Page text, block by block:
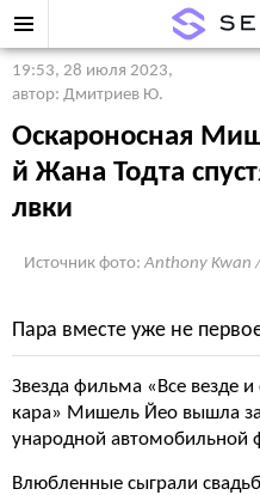
19:53, 28 июля 2023,
автор: Дмитриев Ю.
Оскароносная
й Жана Тодта
лвки
Источник фото: Anthony Kwan
Пара вместе уже не
Звезда фильма «Все везде
кара» Мишель Йео вышла
ународной автомобильной
Влюбленные сыграли